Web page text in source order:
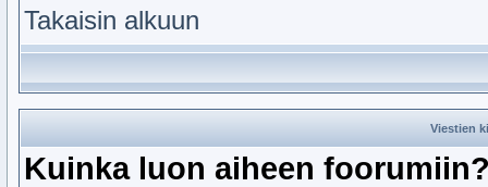
Takaisin alkuun
Viestien
Kuinka luon aiheen